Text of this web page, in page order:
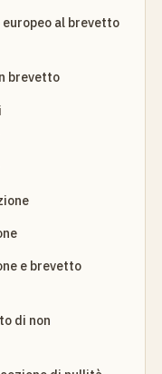
al brevetto
brevetto
e brevetto
di non